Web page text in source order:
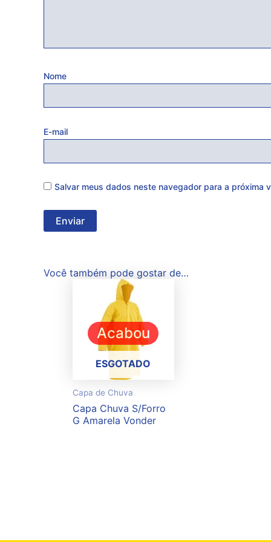
Nome
E-mail
Salvar meus dados neste navegador para a próxima
Você também pode gostar de…
Acabou
ESGOTADO
Capa de Chuva
Capa Chuva S/Forro
G Amarela Vonder